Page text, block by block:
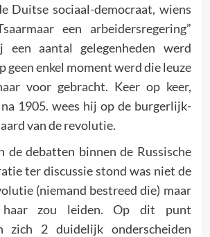
Duitse sociaal-democraat, wiens
een arbeidersregering”
aantal gelegenheden werd
geen enkel moment werd die leuze
voor gebracht. Keer op keer,
1905. wees hij op de burgerlijk-
van de revolutie.
de debatten binnen de Russische
ter discussie stond was niet de
(niemand bestreed die) maar
haar zou leiden. Op dit punt
zich 2 duidelijk onderscheiden